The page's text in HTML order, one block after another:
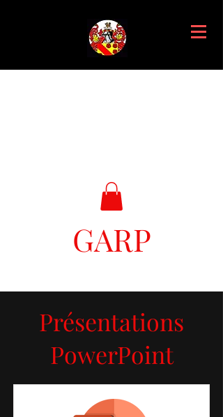
GARP
Présentations
PowerPoint